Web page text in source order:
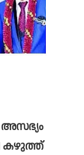
കഴുത്ത്